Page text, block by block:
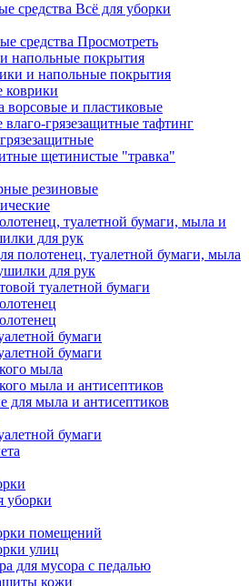
средства Всё для уборки
средства Просмотреть
напольные покрытия
и напольные покрытия
коврики
ворсовые и пластиковые
грязезащитные тафтинг
щетинистые "травка"
резиновые
туалетной бумаги, мыла и
для рук
полотенец, туалетной бумаги, мыла
для рук
туалетной бумаги
бумаги
бумаги
мыла
мыла и антисептиков
для мыла и антисептиков
бумаги
уборки
помещений
улиц
для мусора с педалью
кожи